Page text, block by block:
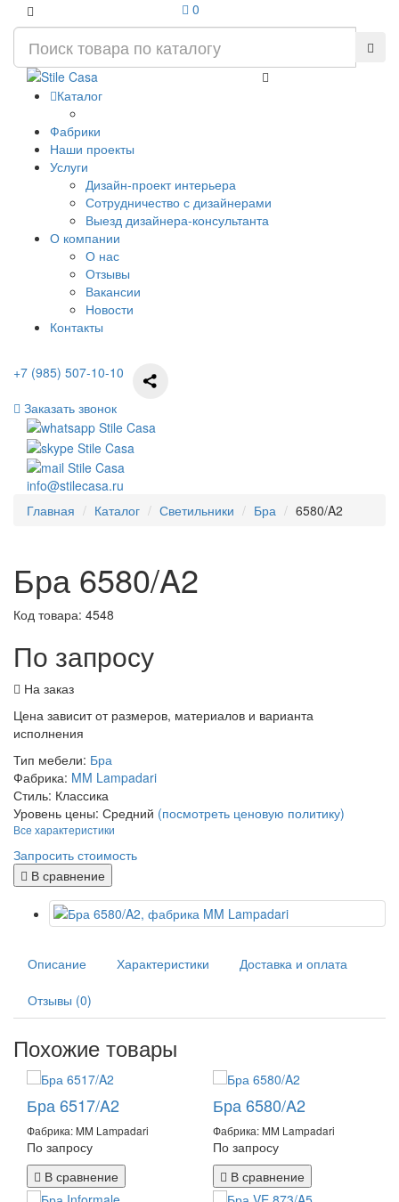
0
Каталог
Фабрики
Наши проекты
Услуги
Дизайн-проект интерьера
Сотрудничество с дизайнерами
Выезд дизайнера-консультанта
О компании
О нас
Отзывы
Вакансии
Новости
Контакты
+7 (985) 507-10-10
Заказать звонок
info@stilecasa.ru
Главная
Каталог Светильники Бра 6580/A2
Бра 6580/A2
Код товара: 4548
По запросу
На заказ
Цена зависит от размеров, материалов и варианта
исполнения
Тип мебели: Бра
Фабрика: MM Lampadari
Стиль: Классика
Уровень цены: Средний (посмотреть ценовую политику)
Все характеристики
Запросить стоимость
В сравнение
Описание Характеристики Доставка и оплата
Отзывы (0)
Похожие товары
Бра 6517/A2
Фабрика: MM Lampadari
По запросу
В сравнение
Бра 6580/A2
Фабрика: MM Lampadari
По запросу
В сравнение